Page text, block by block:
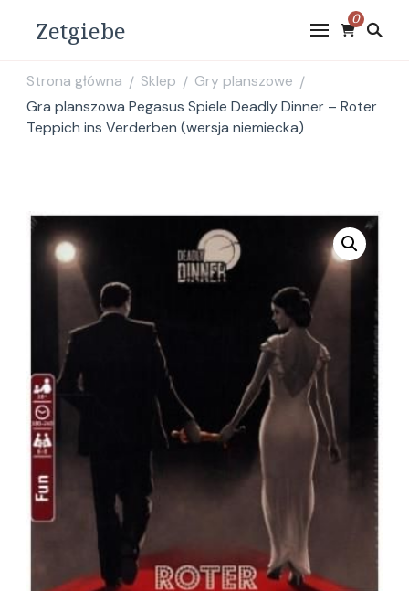
Zetgiebe 0
Strona główna / Sklep / Gry planszowe /
Gra planszowa Pegasus Spiele Deadly Dinner – Roter
Teppich ins Verderben (wersja niemiecka)